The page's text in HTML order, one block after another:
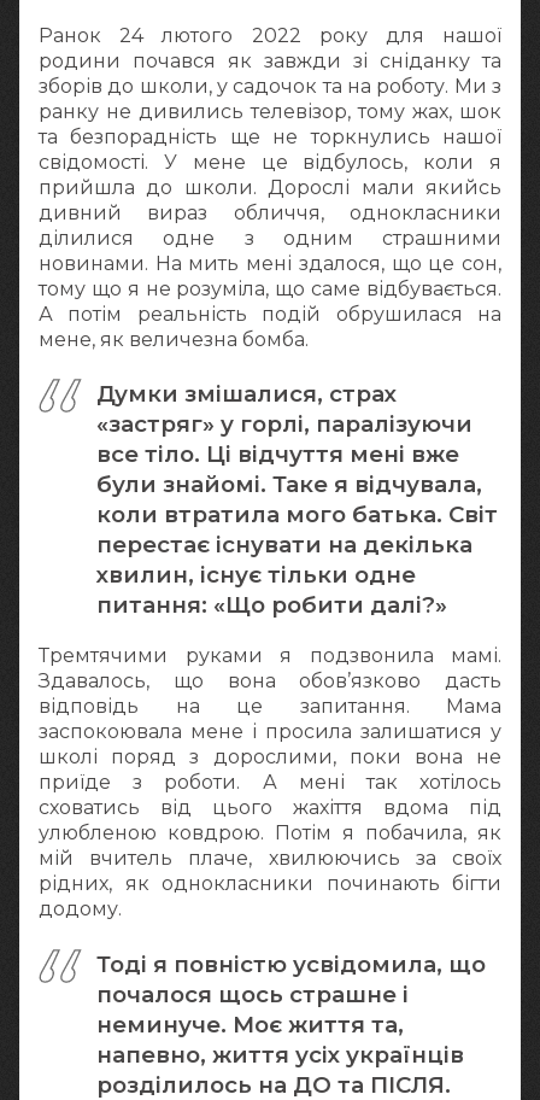
Ранок 24 лютого 2022 року для нашої
родини почався як завжди зі сніданку та
зборів до школи, у садочок та на роботу. Ми з
ранку не дивились телевізор, тому жах, шок
та безпорадність ще не торкнулись нашої
свідомості. У мене це відбулось, коли я
прийшла до школи. Дорослі мали якийсь
дивний вираз обличчя, однокласники
ділилися одне з одним страшними
новинами. На мить мені здалося, що це сон,
тому що я не розуміла, що саме відбувається.
А потім реальність подій обрушилася на
мене, як величезна бомба.
Думки змішалися, страх
«застряг» у горлі, паралізуючи
все тіло. Ці відчуття мені вже
були знайомі. Таке я відчувала,
коли втратила мого батька. Світ
перестає існувати на декілька
хвилин, існує тільки одне
питання: «Що робити далі?»
Тремтячими руками я подзвонила мамі.
Здавалось, що вона обов’язково дасть
відповідь на це запитання. Мама
заспокоювала мене і просила залишатися у
школі поряд з дорослими, поки вона не
приїде з роботи. А мені так хотілось
сховатись від цього жахіття вдома під
улюбленою ковдрою. Потім я побачила, як
мій вчитель плаче, хвилюючись за своїх
рідних, як однокласники починають бігти
додому.
Тоді я повністю усвідомила, що
почалося щось страшне і
неминуче. Моє життя та,
напевно, життя усіх українців
розділилось на ДО та ПІСЛЯ.